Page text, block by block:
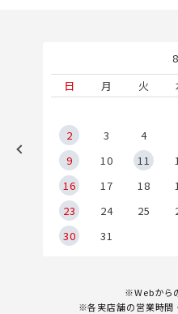
日
月 火
2
3 4
9
10 11
16
17 18
23
24 25
30
31
※Webから
※各実店舗の営業時間